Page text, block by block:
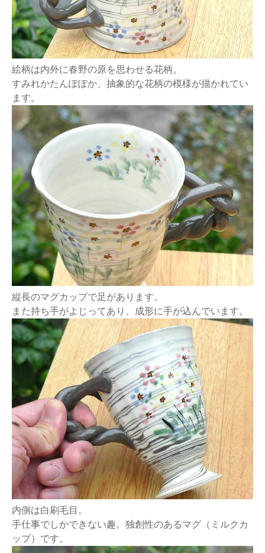
絵柄は内外に春野の原を思わせる花柄。
すみれかたんぽぽか、抽象的な花柄の模様が描かれてい
ます。
縦長のマグカップで足があります。
また持ち手がよじってあり、成形に手が込んでいます。
内側は白刷毛目。
手仕事でしかできない趣。独創性のあるマグ（ミルクカ
ップ）です。